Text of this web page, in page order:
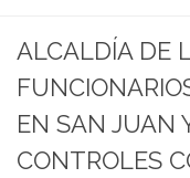
ALCALDÍA DE
EN SAN JUAN
CONTROLES